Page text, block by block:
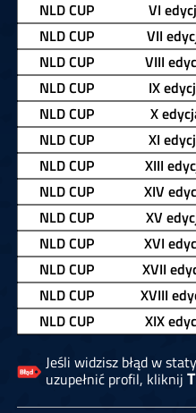
NLD CUP
VI
NLD CUP
VII
NLD CUP
VIII
NLD CUP
IX
NLD CUP
X
NLD CUP
XI
NLD CUP
XIII
NLD CUP
XIV
NLD CUP
XV
NLD CUP
XVI
NLD CUP
XVII
NLD CUP
XVIII
NLD CUP
XIX
Jeśli widzisz błąd w
uzupełnić profil, kliknij